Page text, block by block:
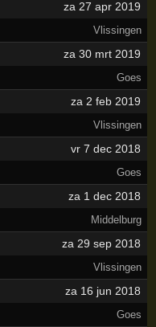
za 27 apr 2019
Vlissingen
za 30 mrt 2019
Goes
za 2 feb 2019
Vlissingen
vr 7 dec 2018
Goes
za 1 dec 2018
Middelburg
za 29 sep 2018
Vlissingen
za 16 jun 2018
Goes